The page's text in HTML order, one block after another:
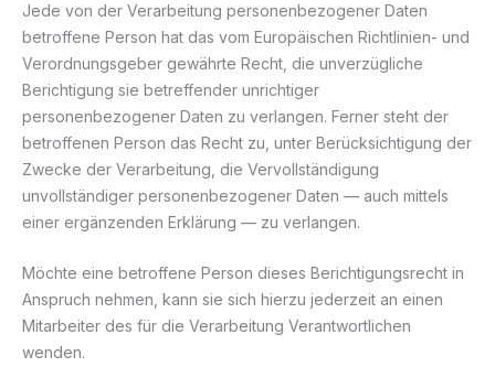
Jede von der Verarbeitung personenbezogener Daten
betroffene Person hat das vom Europäischen Richtlinien- und
Verordnungsgeber gewährte Recht, die unverzügliche
Berichtigung sie betreffender unrichtiger
personenbezogener Daten zu verlangen. Ferner steht der
betroffenen Person das Recht zu, unter Berücksichtigung der
Zwecke der Verarbeitung, die Vervollständigung
unvollständiger personenbezogener Daten — auch mittels
einer ergänzenden Erklärung — zu verlangen.
Möchte eine betroffene Person dieses Berichtigungsrecht in
Anspruch nehmen, kann sie sich hierzu jederzeit an einen
Mitarbeiter des für die Verarbeitung Verantwortlichen
wenden.